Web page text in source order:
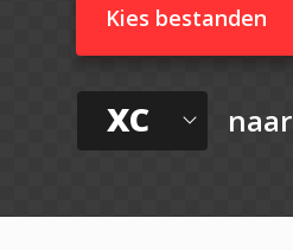
Kies bestanden
XC naar